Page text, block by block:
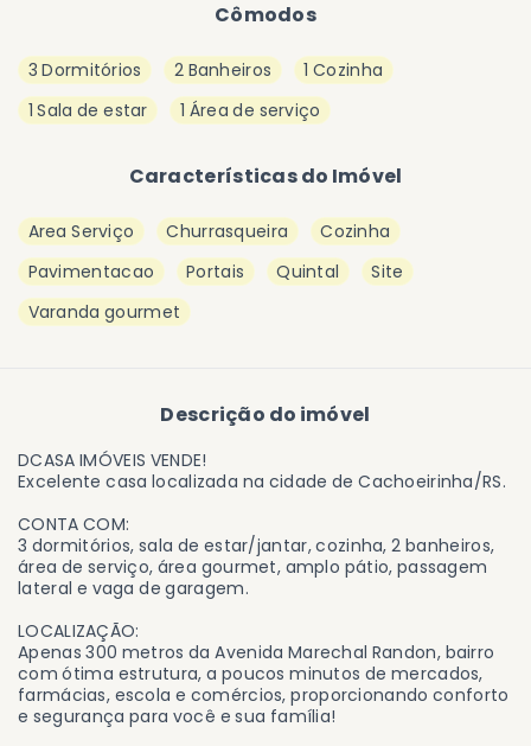
Cômodos
3 Dormitórios 2 Banheiros
1 Cozinha
1 Sala de estar
1 Área de serviço
Características do Imóvel
Area Serviço Churrasqueira
Cozinha
Pavimentacao
Portais Quintal
Site
Varanda gourmet
Descrição do imóvel
DCASA IMÓVEIS VENDE!
Excelente casa localizada na cidade de Cachoeirinha/RS.
CONTA COM:
3 dormitórios, sala de estar/jantar, cozinha, 2 banheiros,
área de serviço, área gourmet, amplo pátio, passagem
lateral e vaga de garagem.
LOCALIZAÇÃO:
Apenas 300 metros da Avenida Marechal Randon, bairro
com ótima estrutura, a poucos minutos de mercados,
farmácias, escola e comércios, proporcionando conforto
e segurança para você e sua família!